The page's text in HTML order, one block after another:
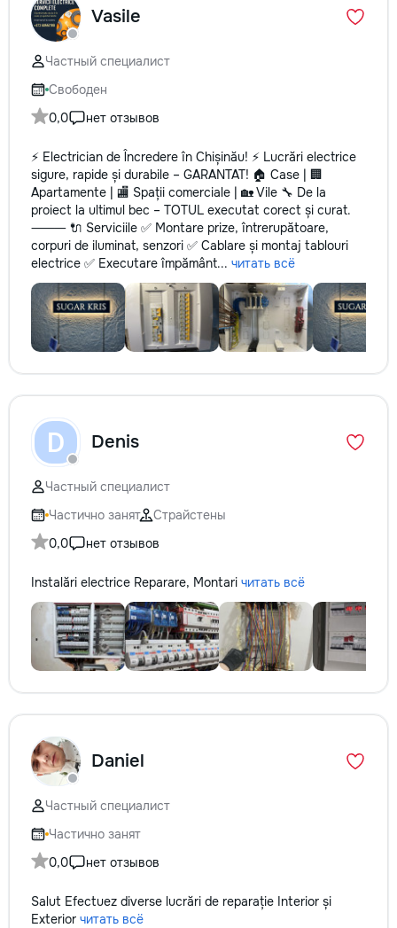
Vasile
Частный специалист
Свободен
0,0
нет отзывов
⚡️ Electrician de Încredere în Chișinău! ⚡️ Lucrări electrice
sigure, rapide și durabile – GARANTAT! 🏠 Case | 🏢
Apartamente | 🏬 Spații comerciale | 🏡 Vile 🔧 De la
proiect la ultimul bec – TOTUL executat corect și curat.
⸻ 🔌 Serviciile ✅ Montare prize, întrerupătoare,
corpuri de iluminat, senzori ✅ Cablare și montaj tablouri
electrice ✅ Executare împământ... читать всё
D Denis
Частный специалист
Частично занят
Страйстены
0,0
нет отзывов
Instalări electrice Reparare, Montari читать всё
Daniel
Частный специалист
Частично занят
0,0
нет отзывов
Salut Efectuez diverse lucrări de reparație Interior și
Exterior читать всё